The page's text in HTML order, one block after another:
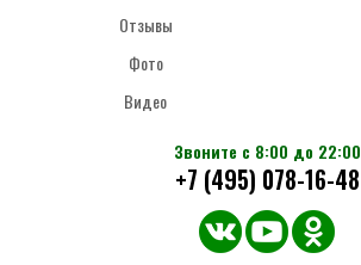
Отзывы
Фото
Видео
Звоните с 8:00 до 22:00
+7 (495) 078-16-48